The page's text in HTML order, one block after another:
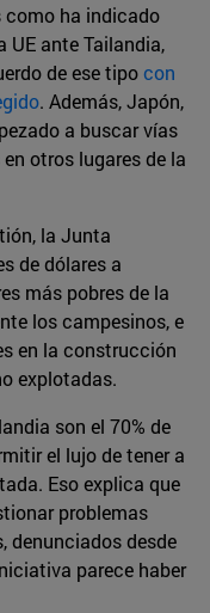
como ha indicado
UE ante Tailandia,
de ese tipocon
. Además, Japón,
a buscar vías
otros lugares de la
la Junta
de dólares a
más pobres de la
los campesinos, e
en la construcción
explotadas.
son el 70% de
el lujo de tener a
Eso explica que
problemas
denunciados desde
parece haber